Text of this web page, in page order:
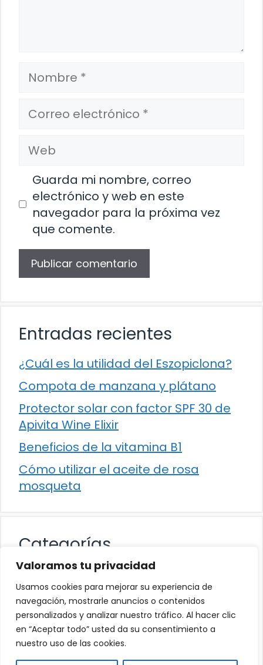
Valoramos tu privacidad
Usamos cookies para mejorar su experiencia de
navegación, mostrarle anuncios o contenidos
personalizados y analizar nuestro tráfico. Al hacer clic
en “Aceptar todo” usted da su consentimiento a
nuestro uso de las cookies.
Nombre
Correo
electrónico
Web
Guarda mi nombre, correo
electrónico y web en este
navegador para la próxima vez
que comente.
Entradas recientes
¿Cuál es la utilidad del Eszopiclona?
Compota de manzana y plátano
Protector solar con factor SPF 30 de
Apivita Wine Elixir
Beneficios de la vitamina B1
Cómo utilizar el aceite de rosa
mosqueta
Categorías
Alimentación
Destacados
Hogar
Salud